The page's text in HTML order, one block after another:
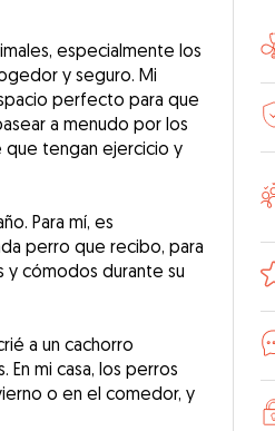
especialmente los
y seguro. Mi
perfecto para que
a menudo por los
que tengan ejercicio y
Para mí, es
perro que recibo, para
y cómodos durante su
a un cachorro
mi casa, los perros
o en el comedor, y